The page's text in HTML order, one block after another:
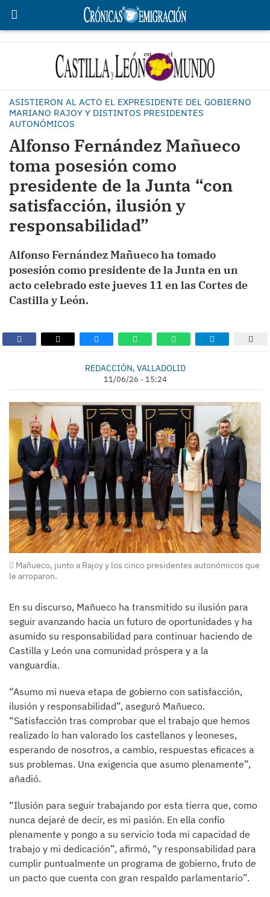
ASISTIERON AL ACTO EL EXPRESIDENTE DEL GOBIERNO
MARIANO RAJOY Y DISTINTOS PRESIDENTES
AUTONÓMICOS
Alfonso Fernández Mañueco
toma posesión como
presidente de la Junta “con
satisfacción, ilusión y
responsabilidad”
Alfonso Fernández Mañueco ha tomado
posesión como presidente de la Junta en un
acto celebrado este jueves 11 en las Cortes de
Castilla y León.
REDACCIÓN, VALLADOLID
11/06/26 - 15:24
Mañueco, junto a Rajoy y los cinco presidentes autonómicos que
le arroparon.
En su discurso, Mañueco ha transmitido su ilusión para
seguir avanzando hacia un futuro de oportunidades y ha
asumido su responsabilidad para continuar haciendo de
Castilla y León una comunidad próspera y a la
vanguardia.
“Asumo mi nueva etapa de gobierno con satisfacción,
ilusión y responsabilidad”, aseguró Mañueco.
“Satisfacción tras comprobar que el trabajo que hemos
realizado lo han valorado los castellanos y leoneses,
esperando de nosotros, a cambio, respuestas eficaces a
sus problemas. Una exigencia que asumo plenamente”,
añadió.
“Ilusión para seguir trabajando por esta tierra que, como
nunca dejaré de decir, es mi pasión. En ella confío
plenamente y pongo a su servicio toda mi capacidad de
trabajo y mi dedicación”, afirmó, “y responsabilidad para
cumplir puntualmente un programa de gobierno, fruto de
un pacto que cuenta con gran respaldo parlamentario”.